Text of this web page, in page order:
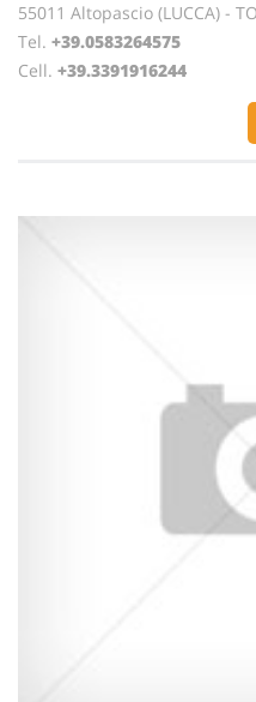
55011 Altopascio (LUCCA) -
Tel. +39.0583264575
Cell. +39.3391916244